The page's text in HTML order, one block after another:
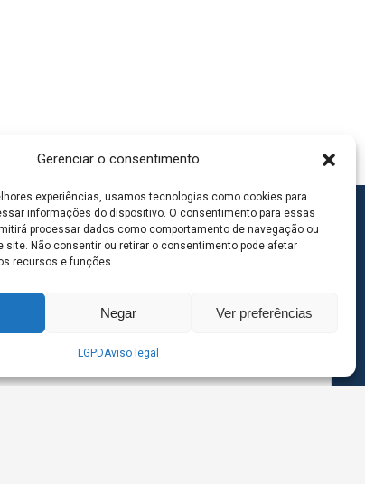
Gerenciar o consentimento
experiências, usamos tecnologias como cookies para
informações do dispositivo. O consentimento para essas
processar dados como comportamento de navegação ou
site. Não consentir ou retirar o consentimento pode afetar
recursos e funções.
Negar Ver preferências
LGPDAviso legal